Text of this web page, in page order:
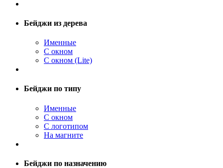
Бейджи из дерева
Именные
С окном
С окном (Lite)
Бейджи по типу
Именные
С окном
С логотипом
На магните
Бейджи по назначению